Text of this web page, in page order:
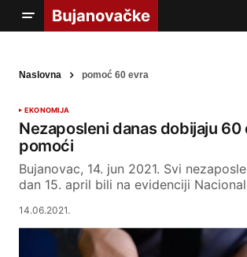
Naslovna pomoć 60 evra
EKONOMIJA
Nezaposleni danas dobijaju 60
pomoći
Bujanovac, 14. jun 2021. Svi
dan 15. april bili na evidenciji
14.06.2021.